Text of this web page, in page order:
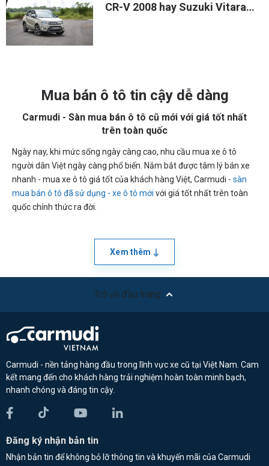
CR-V 2008 hay Suzuki Vitara
Mua bán ô tô tin cậy dễ dàng
Carmudi - Sàn mua bán ô tô cũ mới với giá tốt nhất
trên toàn quốc
Ngày nay, khi mức sống ngày càng cao, nhu cầu mua xe ô tô
người dân Việt ngày càng phổ biến. Nắm bắt được tâm lý bán xe
nhanh - mua xe ô tô giá tốt của khách hàng Việt, Carmudi - sàn
mua bán ô tô đã sử dụng - xe ô tô mới với giá tốt nhất trên toàn
quốc chính thức ra đời.
Xem thêm
Trở về đầu trang
Carmudi - nền tảng hàng đầu trong lĩnh vực xe cũ tại Việt Nam. Cam
kết mang đến cho khách hàng trải nghiệm hoàn toàn minh bạch,
nhanh chóng và đáng tin cậy.
Đăng ký nhận bản tin
Nhận bản tin để không bỏ lỡ thông tin và khuyến mãi của Carmudi